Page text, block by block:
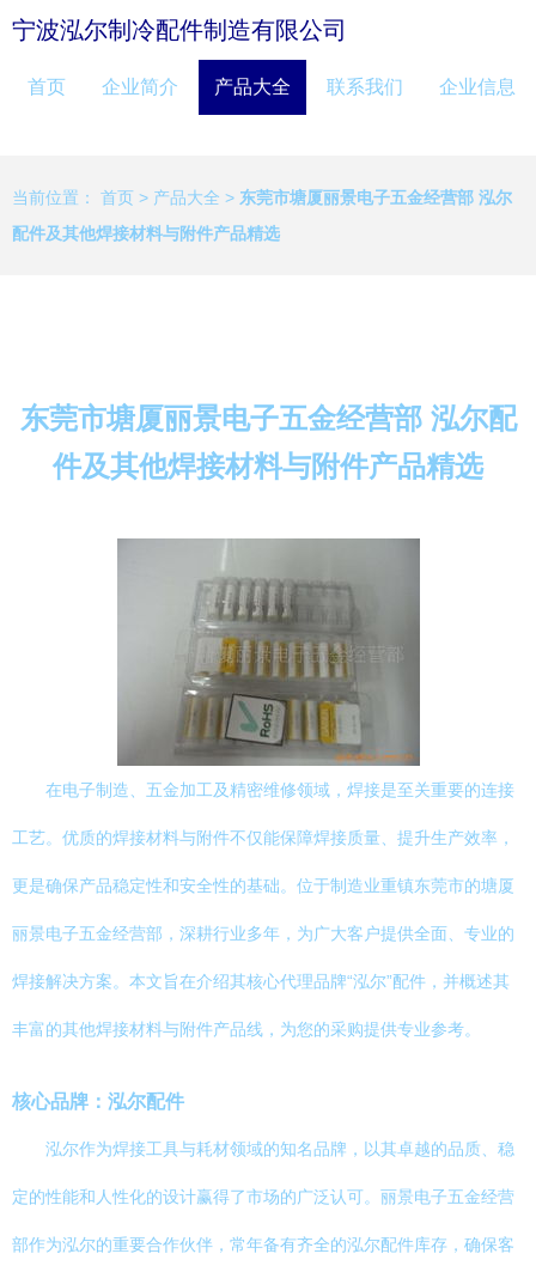
宁波泓尔制冷配件制造有限公司
首页 企业简介 产品大全 联系我们 企业信息
当前位置： 首页 > 产品大全 > 东莞市塘厦丽景电子五金经营部 泓尔
配件及其他焊接材料与附件产品精选
东莞市塘厦丽景电子五金经营部 泓尔配
件及其他焊接材料与附件产品精选
在电子制造、五金加工及精密维修领域，焊接是至关重要的连接
工艺。优质的焊接材料与附件不仅能保障焊接质量、提升生产效率，
更是确保产品稳定性和安全性的基础。位于制造业重镇东莞市的塘厦
丽景电子五金经营部，深耕行业多年，为广大客户提供全面、专业的
焊接解决方案。本文旨在介绍其核心代理品牌“泓尔”配件，并概述其
丰富的其他焊接材料与附件产品线，为您的采购提供专业参考。
核心品牌：泓尔配件
泓尔作为焊接工具与耗材领域的知名品牌，以其卓越的品质、稳
定的性能和人性化的设计赢得了市场的广泛认可。丽景电子五金经营
部作为泓尔的重要合作伙伴，常年备有齐全的泓尔配件库存，确保客